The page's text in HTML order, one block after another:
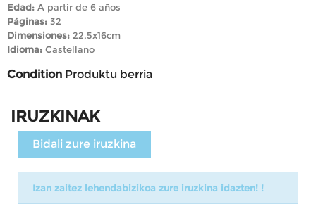
Edad: A partir de 6 años
Páginas: 32
Dimensiones: 22,5x16cm
Idioma: Castellano
Condition Produktu berria
IRUZKINAK
Bidali zure iruzkina
Izan zaitez lehendabizikoa zure iruzkina idazten! !